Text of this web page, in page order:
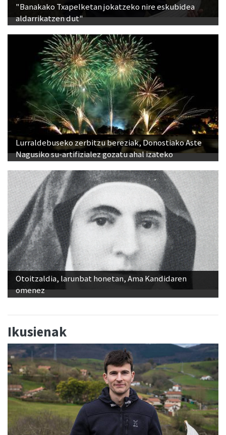
"Banakako Txapelketan jokatzeko nire eskubidea
aldarrikatzen dut"
Lurraldebuseko zerbitzu bereziak, Donostiako Aste
Nagusiko su-artifizialez gozatu ahal izateko
Otoitzaldia, larunbat honetan, Ama Kandidaren
omenez
Ikusienak